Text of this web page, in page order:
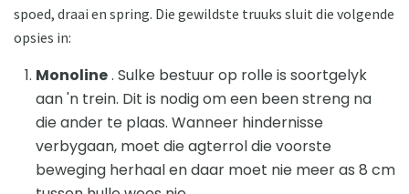
spoed, draai en spring. Die gewildste truuks sluit die volgende
opsies in:
Monoline. Sulke bestuur op rolle is soortgelyk
aan 'n trein. Dit is nodig om een ​​been streng na
die ander te plaas. Wanneer hindernisse
verbygaan, moet die agterrol die voorste
beweging herhaal en daar moet nie meer as 8 cm